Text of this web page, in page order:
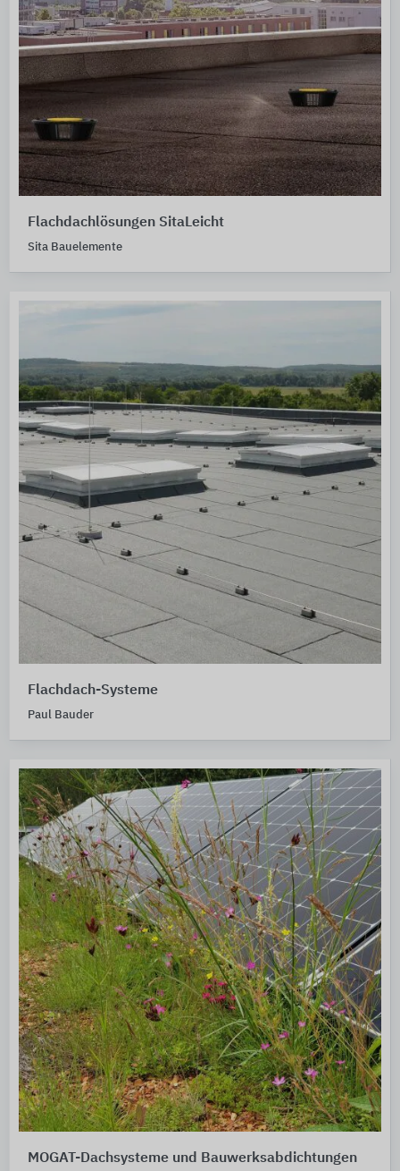
Flachdachlösungen SitaLeicht
Sita Bauelemente
Flachdach-Systeme
Paul Bauder
MOGAT-Dachsysteme und Bauwerksabdichtungen